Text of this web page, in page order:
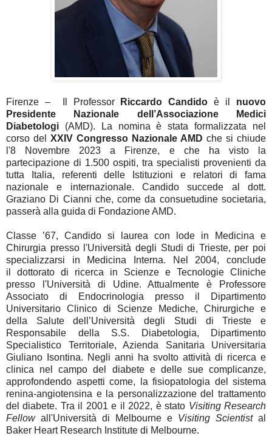
Firenze – Il Professor Riccardo Candidoè il nuovo
Presidente Nazionale dell’Associazione Medici
Diabetologi (AMD). La nomina è stata formalizzata nel
corso del XXIV Congresso Nazionale AMD che si chiude
l'8 Novembre 2023 a Firenze, e che ha visto la
partecipazione di 1.500 ospiti, tra specialisti provenienti da
tutta Italia, referenti delle Istituzioni e relatori di fama
nazionale e internazionale. Candido succede al dott.
Graziano Di Cianni che, come da consuetudine societaria,
passerà alla guida di Fondazione AMD.
Classe ’67, Candido si laurea con lode in Medicina e
Chirurgia presso l'Università degli Studi di Trieste, per poi
specializzarsi in Medicina Interna. Nel 2004, conclude
il dottorato di ricerca in Scienze e Tecnologie Cliniche
presso l'Università di Udine. Attualmente è Professore
Associato di Endocrinologia presso il Dipartimento
Universitario Clinico di Scienze Mediche, Chirurgiche e
della Salute dell’Università degli Studi di Trieste e
Responsabile della S.S. Diabetologia, Dipartimento
Specialistico Territoriale, Azienda Sanitaria Universitaria
Giuliano Isontina. Negli anni ha svolto attività di ricerca e
clinica nel campo del diabete e delle sue complicanze,
approfondendo aspetti come, la fisiopatologia del sistema
renina-angiotensina e la personalizzazione del trattamento
del diabete. Tra il 2001 e il 2022, è stato Visiting Research
Fellowall'Università di Melbourne e Visiting Scientistal
Baker Heart Research Institute di Melbourne.